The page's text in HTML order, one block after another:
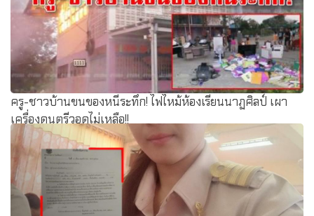
ครู-ชาวบ้านขนของหนีระทึก! ไฟไหม้ห้องเรียนนาฏศิลป์ เผา
เครื่องดนตรีวอดไม่เหลือ!!